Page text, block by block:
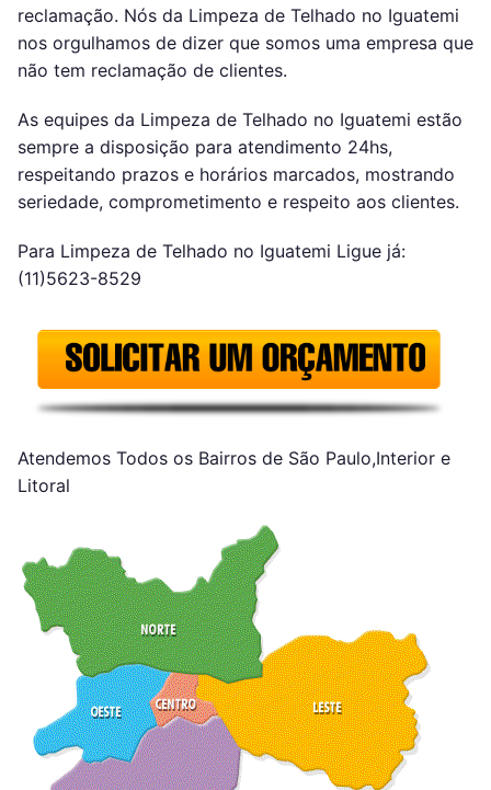
reclamação. Nós da Limpeza de Telhado no Iguatemi
nos orgulhamos de dizer que somos uma empresa que
não tem reclamação de clientes.
As equipes da Limpeza de Telhado no Iguatemi estão
sempre a disposição para atendimento 24hs,
respeitando prazos e horários marcados, mostrando
seriedade, comprometimento e respeito aos clientes.
Para Limpeza de Telhado no Iguatemi Ligue já:
(11)5623-8529
Atendemos Todos os Bairros de São Paulo,Interior e
Litoral